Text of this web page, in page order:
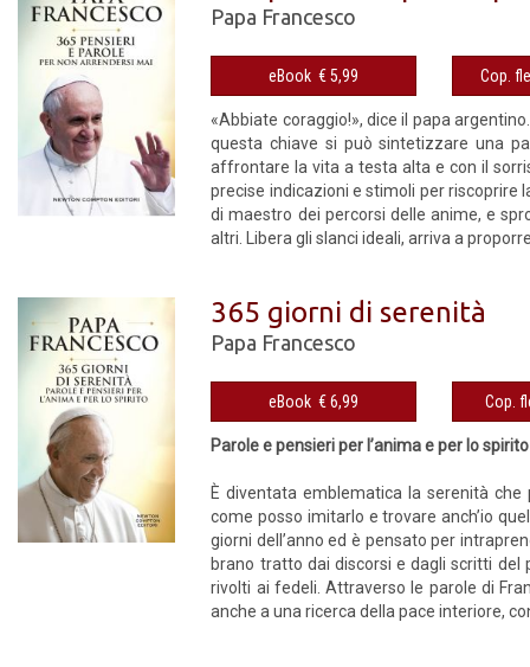
Papa Francesco
eBook € 5,99
«Abbiate coraggio!», dice il papa
questa chiave si può sintetizzare una
affrontare la vita a testa alta e con il
precise indicazioni e stimoli per riscoprire
di maestro dei percorsi delle anime, e
altri. Libera gli slanci ideali, arriva a
365 giorni di serenità
Papa Francesco
eBook € 6,99
Parole e pensieri per l’anima e per lo spirito
È diventata emblematica la serenità
come posso imitarlo e trovare anch’io
giorni dell’anno ed è pensato per
brano tratto dai discorsi e dagli scritti del
rivolti ai fedeli. Attraverso le parole di
anche a una ricerca della pace interiore,